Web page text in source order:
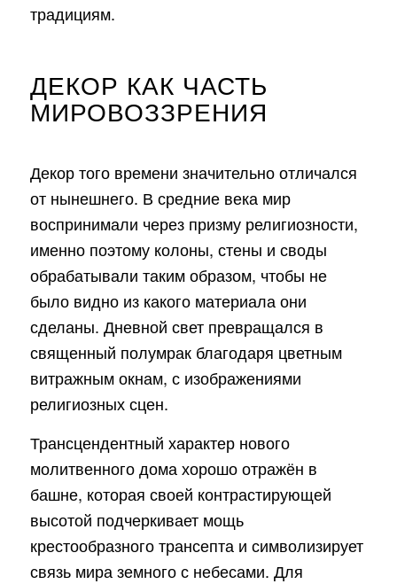
традициям.
ДЕКОР КАК ЧАСТЬ
МИРОВОЗЗРЕНИЯ
Декор того времени значительно отличался
от нынешнего. В средние века мир
воспринимали через призму религиозности,
именно поэтому колоны, стены и своды
обрабатывали таким образом, чтобы не
было видно из какого материала они
сделаны. Дневной свет превращался в
священный полумрак благодаря цветным
витражным окнам, с изображениями
религиозных сцен.
Трансцендентный характер нового
молитвенного дома хорошо отражён в
башне, которая своей контрастирующей
высотой подчеркивает мощь
крестообразного трансепта и символизирует
связь мира земного с небесами. Для